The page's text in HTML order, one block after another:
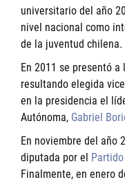
universitario del año
nivel nacional como
de la juventud chilena.
En 2011 se presentó
resultando elegida
en la presidencia el
Autónoma, Gabriel
En noviembre del año
diputada por el
Finalmente, en enero